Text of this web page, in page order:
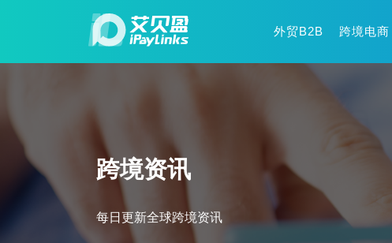
外贸B2B 跨境电商
跨境资讯
每日更新全球跨境资讯